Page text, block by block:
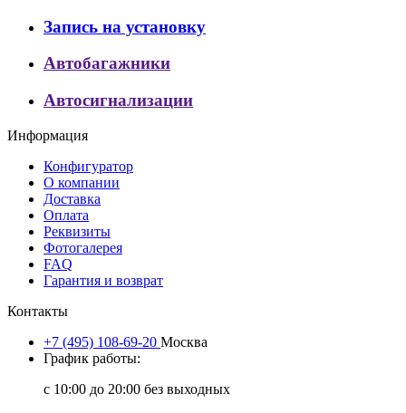
Запись на установку
Автобагажники
Автосигнализации
Информация
Конфигуратор
О компании
Доставка
Оплата
Реквизиты
Фотогалерея
FAQ
Гарантия и возврат
Контакты
+7 (495) 108-69-20 Москва
График работы:
с 10:00 до 20:00 без выходных